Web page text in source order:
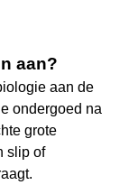
aan?
aan de
ondergoed na
grote
slip of